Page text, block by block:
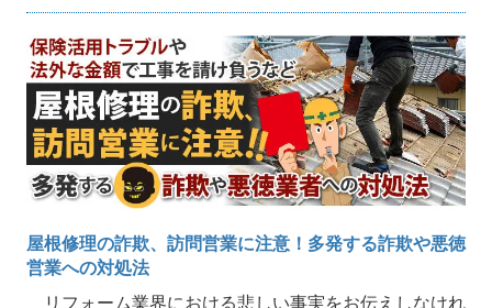
屋根修理の詐欺、訪問営業に注意！多発する詐欺や悪徳
営業への対処法
リフォーム業界における悲しい事実をお伝えしなけれ